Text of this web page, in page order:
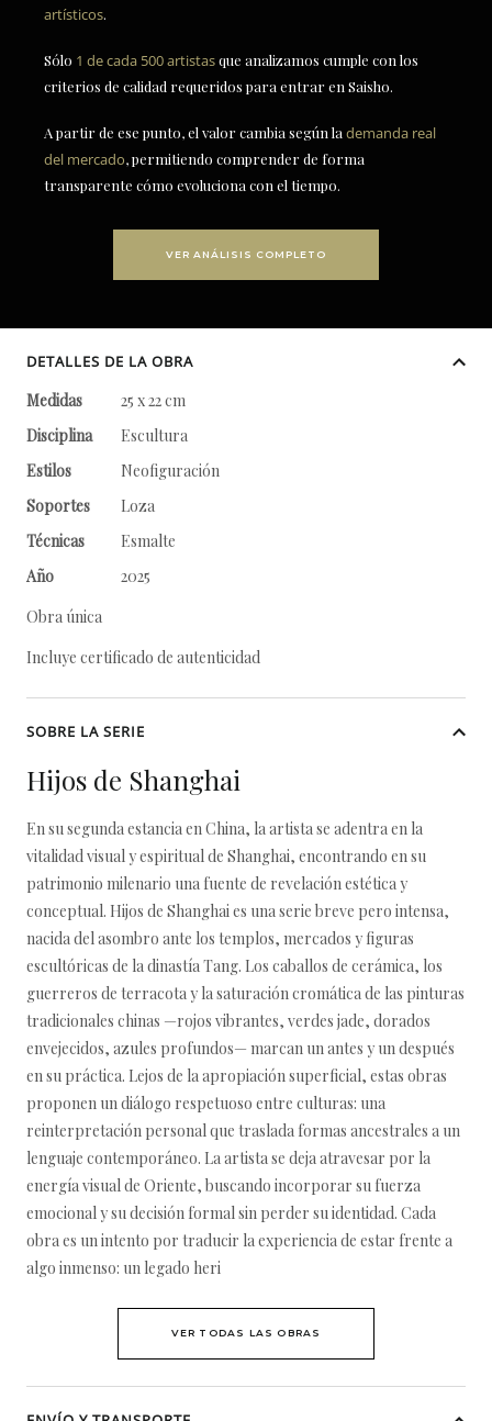
artísticos.
Sólo 1 de cada 500 artistasque analizamos cumple con los
criterios de calidad requeridos para entrar en Saisho.
A partir de ese punto, el valor cambia según la demanda real
del mercado, permitiendo comprender de forma
transparente cómo evoluciona con el tiempo.
VER ANÁLISIS COMPLETO
DETALLES DE LA OBRA
Medidas
25 x 22 cm
Disciplina
Escultura
Estilos
Neofiguración
Soportes
Loza
Técnicas
Esmalte
Año
2025
Obra única
Incluye certificado de autenticidad
SOBRE LA SERIE
Hijos de Shanghai
En su segunda estancia en China, la artista se adentra en la
vitalidad visual y espiritual de Shanghai, encontrando en su
patrimonio milenario una fuente de revelación estética y
conceptual. Hijos de Shanghai es una serie breve pero intensa,
nacida del asombro ante los templos, mercados y figuras
escultóricas de la dinastía Tang. Los caballos de cerámica, los
guerreros de terracota y la saturación cromática de las pinturas
tradicionales chinas —rojos vibrantes, verdes jade, dorados
envejecidos, azules profundos— marcan un antes y un después
en su práctica. Lejos de la apropiación superficial, estas obras
proponen un diálogo respetuoso entre culturas: una
reinterpretación personal que traslada formas ancestrales a un
lenguaje contemporáneo. La artista se deja atravesar por la
energía visual de Oriente, buscando incorporar su fuerza
emocional y su decisión formal sin perder su identidad. Cada
obra es un intento por traducir la experiencia de estar frente a
algo inmenso: un legado heri
VER TODAS LAS OBRAS